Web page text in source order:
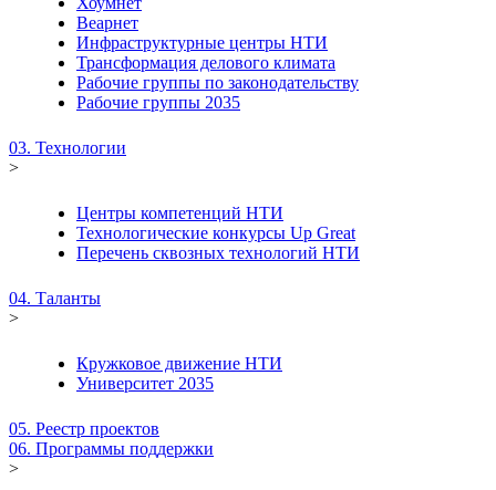
Веарнет
Инфраструктурные центры НТИ
Трансформация делового климата
Рабочие группы по законодательству
Рабочие группы 2035
03. Технологии
>
Центры компетенций НТИ
Технологические конкурсы Up Great
Перечень сквозных технологий НТИ
04. Таланты
>
Кружковое движение НТИ
Университет 2035
05. Реестр проектов
06. Программы поддержки
>